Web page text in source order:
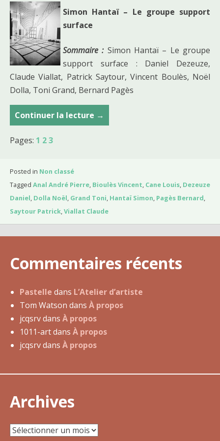
Simon Hantaï – Le groupe support
surface
Sommaire : Simon Hantaï – Le groupe
support surface : Daniel Dezeuze,
Claude Viallat, Patrick Saytour, Vincent Boulès, Noël
Dolla, Toni Grand, Bernard Pagès
Continuer la lecture C
o
d
u
1
3
a
r
l
2
1
→
Pages: 1 23
Posted in Non classé
Tagged Anal André Pierre, Bioulès Vincent, Cane Louis, Dezeuze
Daniel, Dolla Noël, Grand Toni, Hantaï Simon, Pagès Bernard,
Saytour Patrick,Viallat Claude
Commentaires récents
Pastelle dans L’Atelier d’artiste
Tom Watson dans À propos
jcqsrvdans À propos
1011-artdans À propos
jcqsrvdans À propos
Archives
Archives